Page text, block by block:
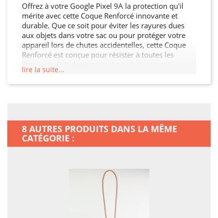
Offrez à votre Google Pixel 9A la protection qu'il
mérite avec cette Coque Renforcé innovante et
durable. Que ce soit pour éviter les rayures dues
aux objets dans votre sac ou pour protéger votre
appareil lors de chutes accidentelles, cette Coque
Renforcé est conçue pour résister à toutes les
l'utilisation de votre appareil, vous permettant
d’accéder facilement à toutes ses fonctionnalités
lire la suite...
8 AUTRES PRODUITS DANS LA MÊME
CATÉGORIE :